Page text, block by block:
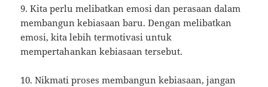
9. Kita perlu melibatkan emosi dan perasaan dalam
membangun kebiasaan baru. Dengan melibatkan
emosi, kita lebih termotivasi untuk
mempertahankan kebiasaan tersebut.
10. Nikmati proses membangun kebiasaan, jangan